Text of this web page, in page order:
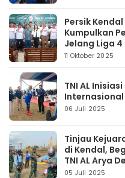
Persik
Kumpulkan
Jelang Liga 4
11 Oktober 2025
TNI AL
Internasional
06 Juli 2025
Tinjau
di Kendal,
TNI AL Arya
05 Juli 2025